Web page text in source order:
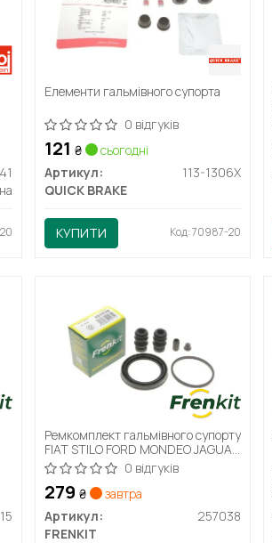
Елементи гальмівного супорта
0 відгуків
121 ₴
сьогодні
Артикул:
113-1306X
QUICK BRAKE
КУПИТИ Код: 70987-20
Ремкомплект гальмівного супорту
FIAT STILO FORD MONDEO JAGUAR
X-TYPE TOYOTA AVENSIS,
COROLLA
0 відгуків
279 ₴
завтра
Артикул:
257038
FRENKIT